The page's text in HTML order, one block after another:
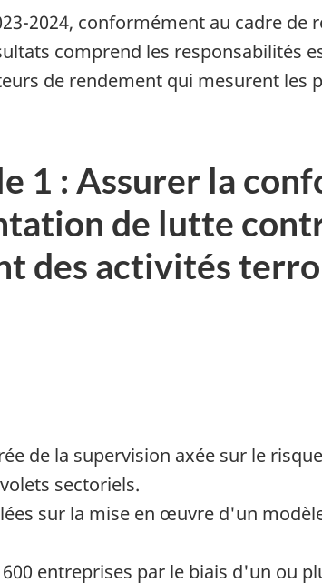
2024, conformément au cadre de
comprend les responsabilités
de rendement qui mesurent les
1 : Assurer la
de lutte
des activités
de la supervision axée sur le
sectoriels.
sur la mise en œuvre d'un
entreprises par le biais d'un ou